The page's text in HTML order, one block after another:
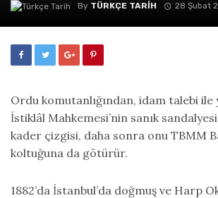
By TÜRKÇE TARIH 28 Şubat
Ordu komutanlığından, idam talebi ile
İstiklâl Mahkemesi’nin sanık
kader çizgisi, daha sonra onu TBMM
koltuğuna da götürür.
1882’da İstanbul’da doğmuş ve Harp